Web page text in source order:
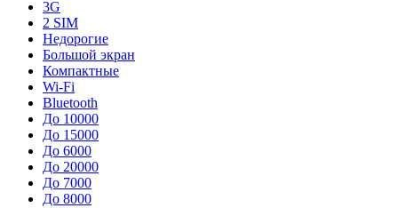
3G
2 SIM
Недорогие
Большой экран
Компактные
Wi-Fi
Bluetooth
До 10000
До 15000
До 6000
До 20000
До 7000
До 8000